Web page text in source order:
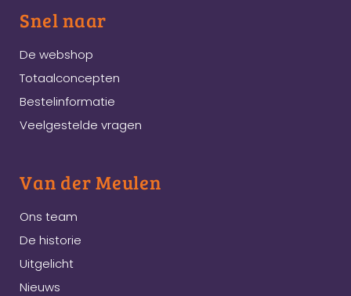
Snel naar
De webshop
Totaalconcepten
Bestelinformatie
Veelgestelde vragen
Van der Meulen
Ons team
De historie
Uitgelicht
Nieuws